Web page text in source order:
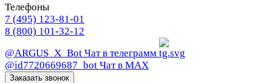
Телефоны
7 (495) 123-81-01
8 (800) 101-32-12
@ARGUS_X_Bot Чат в телеграмм
@id7720669687_bot Чат в МАХ
Заказать звонок